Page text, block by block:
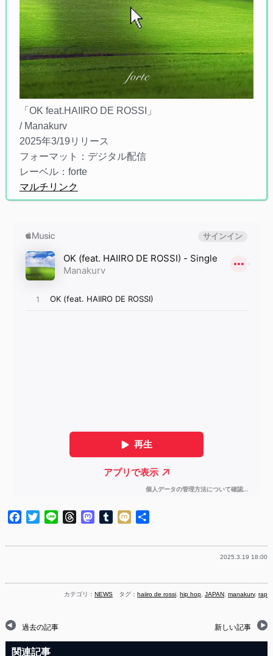
「OK feat.HAIIRO DE ROSSI」
/ Manakurv
2025年3/19リリース
フォーマット：デジタル配信
レーベル：forte
マルチリンク
Facebook
TwitterLine ThreadsMastodon
Tumblr
Mixi
2025.3.19 18:00
カテゴリ： NEWS タグ： haiiro de rossi, hip hop,JAPAN,manakurv,rap
過去の記事 新しい記事
関連記事